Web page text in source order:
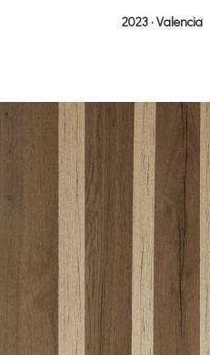
2023 · Valencia